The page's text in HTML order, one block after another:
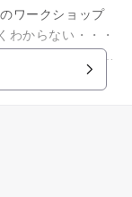
ワークショップ